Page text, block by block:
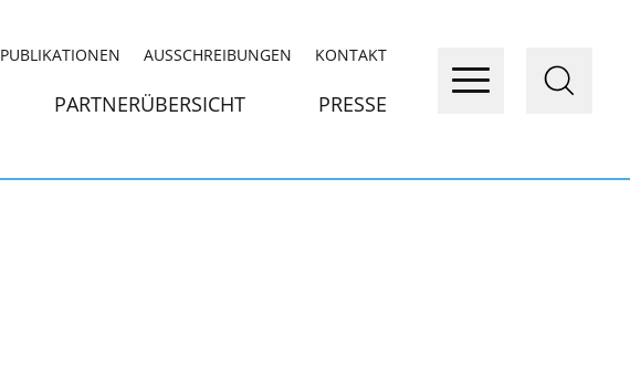
PUBLIKATIONEN AUSSCHREIBUNGEN KONTAKT
PARTNERÜBERSICHT PRESSE